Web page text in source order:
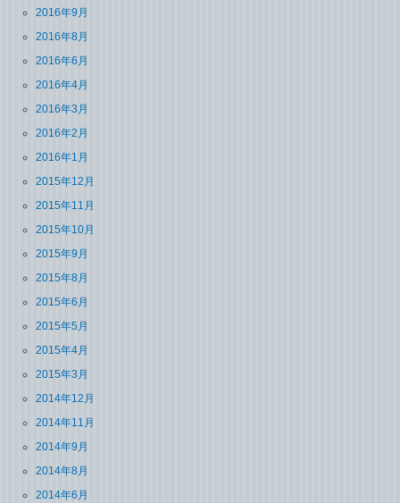
2016年9月
2016年8月
2016年6月
2016年4月
2016年3月
2016年2月
2016年1月
2015年12月
2015年11月
2015年10月
2015年9月
2015年8月
2015年6月
2015年5月
2015年4月
2015年3月
2014年12月
2014年11月
2014年9月
2014年8月
2014年6月